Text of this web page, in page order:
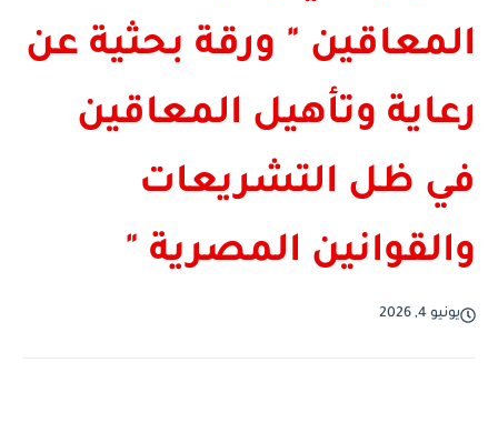
المعاقين " ورقة بحثية عن
رعاية وتأهيل المعاقين
في ظل التشريعات
والقوانين المصرية "
يونيو 4, 2026